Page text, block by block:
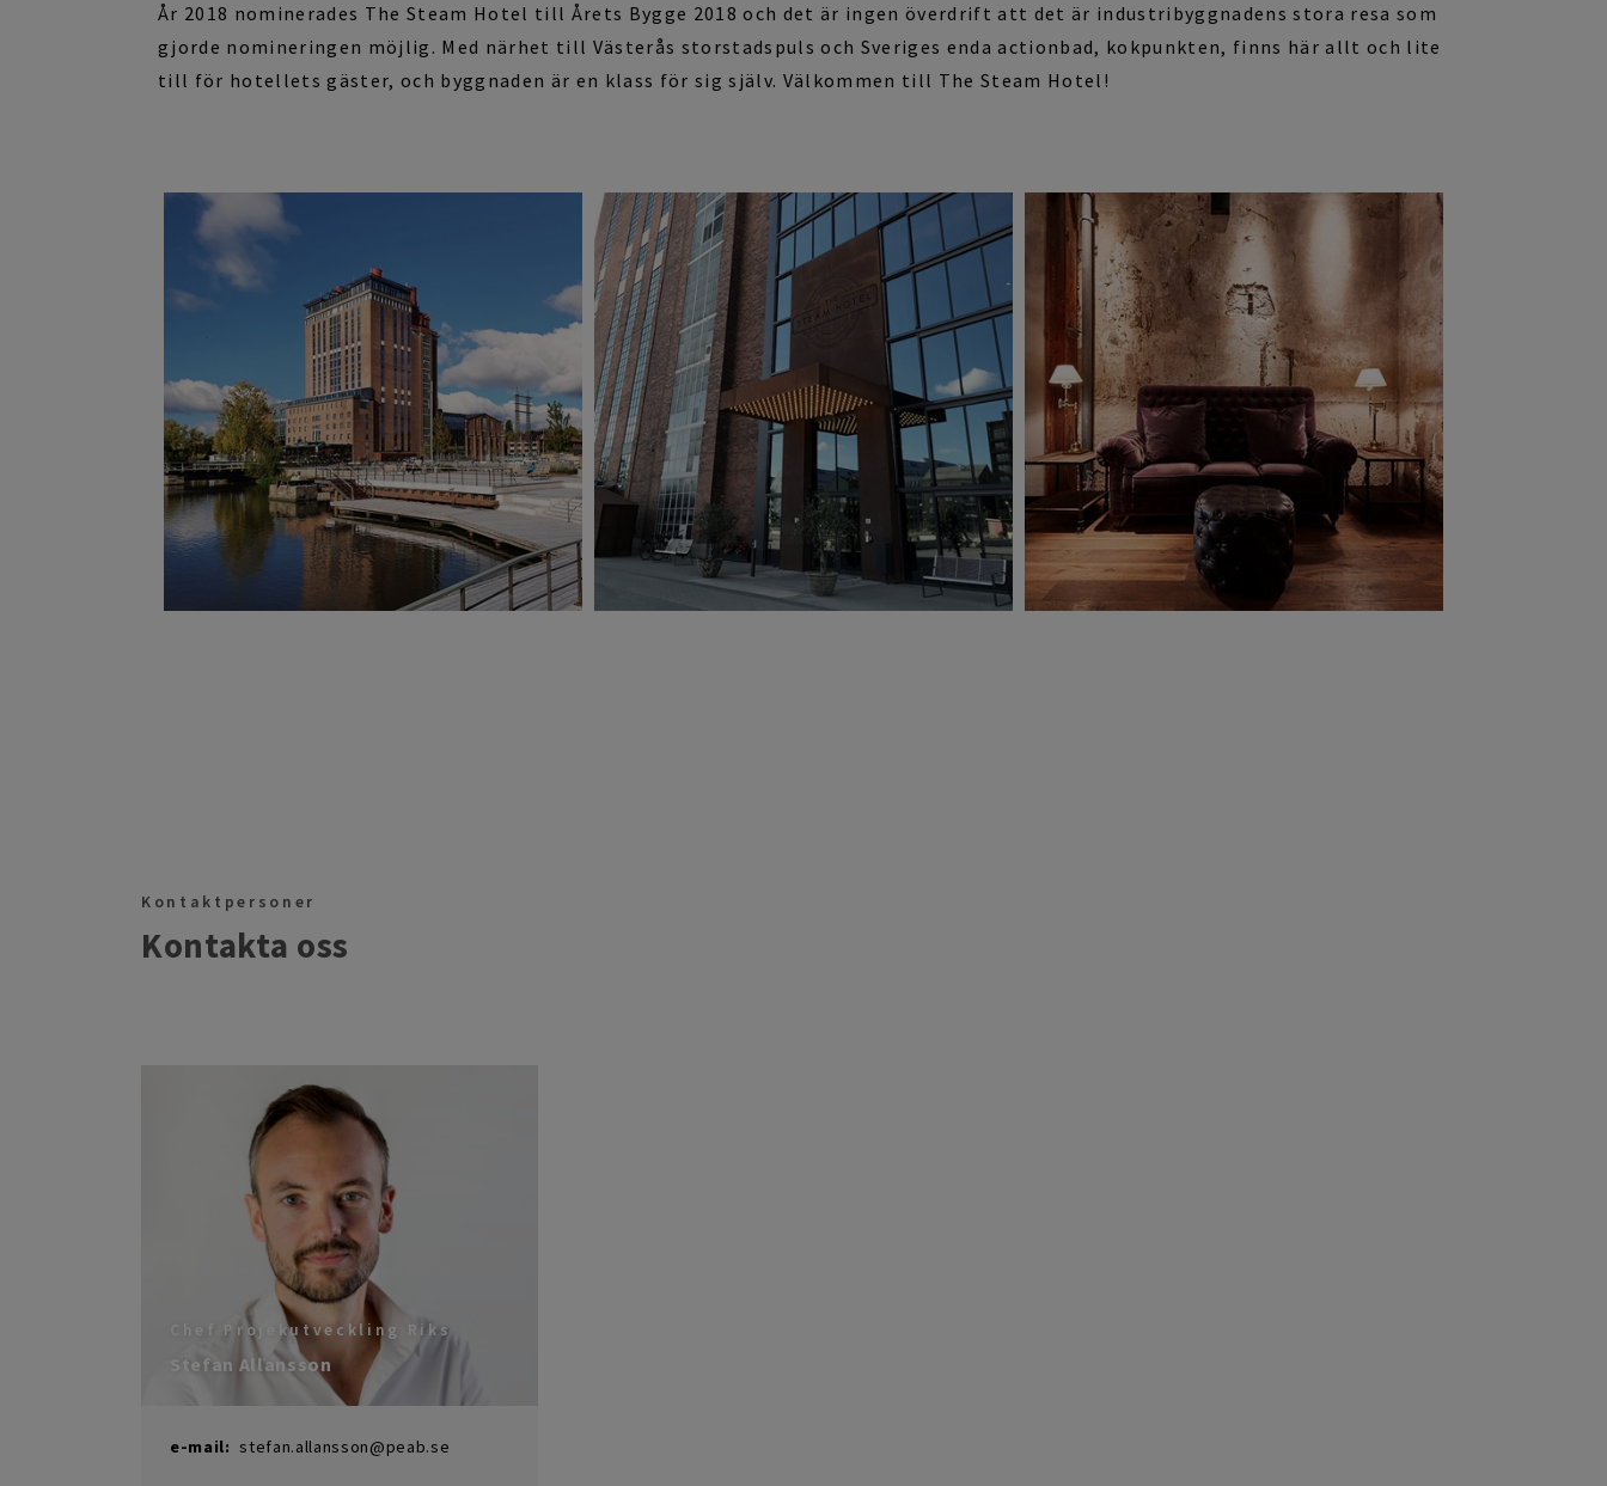
År 2018 nominerades The Steam Hotel till Årets Bygge 2018 och det är ingen överdrift att det är industribyggnadens stora resa som
gjorde nomineringen möjlig. Med närhet till Västerås storstadspuls och Sveriges enda actionbad, kokpunkten, finns här allt och lite
till för hotellets gäster, och byggnaden är en klass för sig själv. Välkom men till TheSteam Hotel !
Kontaktpersoner
Kontakta oss
Chef Projekutveckling Riks
Stefan Allansson
e-mail: stefan.allansson@peab.se